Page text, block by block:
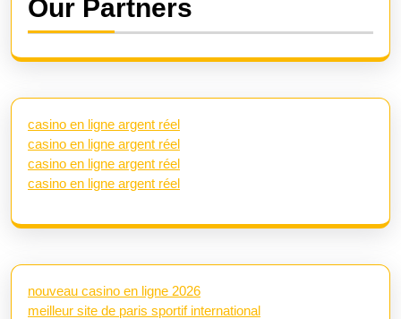
Our Partners
casino en ligne argent réel
casino en ligne argent réel
casino en ligne argent réel
casino en ligne argent réel
nouveau casino en ligne 2026
meilleur site de paris sportif international